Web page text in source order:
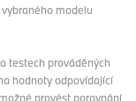
modelu
testech prováděných
hodnoty odpovídající
provést porovnání